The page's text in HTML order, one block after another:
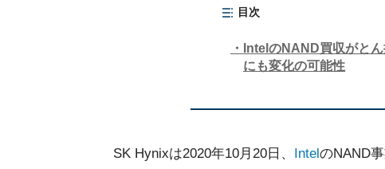
目次
IntelのNAND買収がと
にも変化の可能性
SK Hynixは2020年10月20日、 IntelのNAND